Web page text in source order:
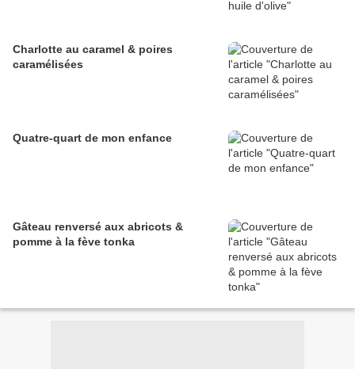
Charlotte au caramel & poires
caramélisées
Quatre-quart de mon enfance
Gâteau renversé aux abricots &
pomme à la fève tonka